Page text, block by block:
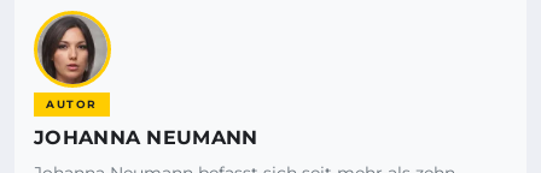
AUTOR
JOHANNA NEUMANN